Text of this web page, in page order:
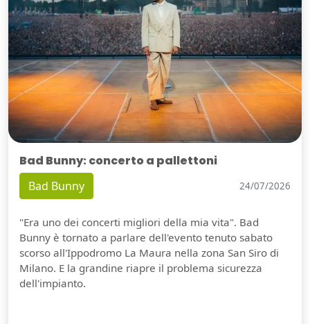
Bad Bunny: concerto a pallettoni
Bad Bunny 24/07/2026
"Era uno dei concerti migliori della mia vita". Bad
Bunny è tornato a parlare dell'evento tenuto sabato
scorso all'Ippodromo La Maura nella zona San Siro di
Milano. E la grandine riapre il problema sicurezza
dell'impianto.